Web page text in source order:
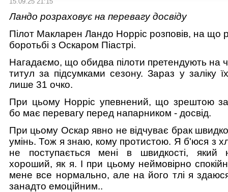
Ландо розраховує на перевагу досвіду
Пілот Макларен Ландо Норріс розповів, на що
боротьбі з Оскаром Піастрі.
Нагадаємо, що обидва пілоти претендують на
титул за підсумками сезону. Зараз у заліку
лише 31 очко.
При цьому Норріс упевнений, що зрештою
бо має перевагу перед напарником - досвід.
При цьому Оскар явно не відчуває брак
умінь. Тож я знаю, кому протистою. Я б'юся з
не поступається мені в швидкості, який
хороший, як я. І при цьому неймовірно
мене все нормально, але на його тлі я здаюся
занадто емоційним..